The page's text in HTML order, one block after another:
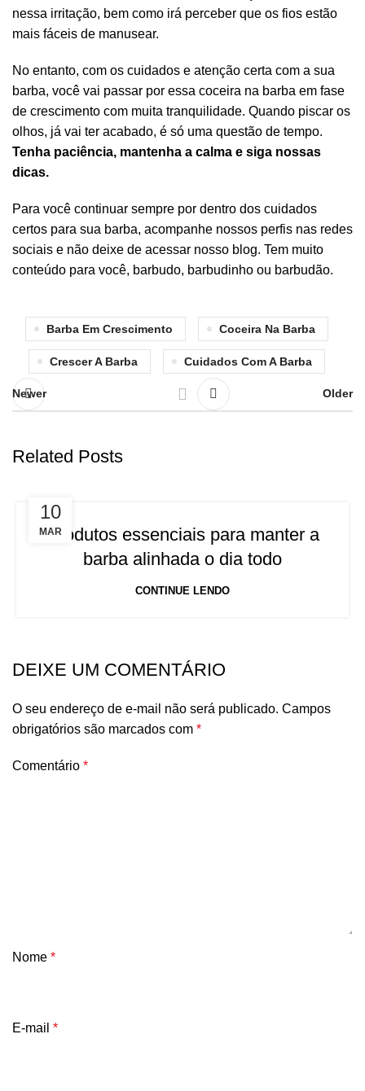
nessa irritação, bem como irá perceber que os fios estão
mais fáceis de manusear.
No entanto, com os cuidados e atenção certa com a sua
barba, você vai passar por essa coceira na barba em fase
de crescimento com muita tranquilidade. Quando piscar os
olhos, já vai ter acabado, é só uma questão de tempo.
Tenha paciência, mantenha a calma e siga nossas
dicas.
Para você continuar sempre por dentro dos cuidados
certos para sua barba, acompanhe nossos perfis nas redes
sociais e não deixe de acessar nosso blog. Tem muito
conteúdo para você, barbudo, barbudinho ou barbudão.
Barba Em Crescimento Coceira Na Barba
Crescer A Barba Cuidados Com A Barba
Newer Older
Related Posts
10
MAR
Produtos essenciais para manter a
barba alinhada o dia todo
CONTINUE LENDO
DEIXE UM COMENTÁRIO
O seu endereço de e-mail não será publicado. Campos
obrigatórios são marcados com *
Comentário *
Nome *
E-mail *